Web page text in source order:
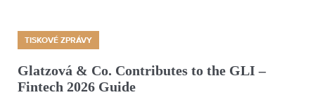
TISKOVÉ ZPRÁVY
Glatzová & Co. Contributes to the GLI –
Fintech 2026 Guide